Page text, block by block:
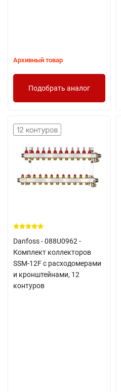
Архивный товар
Подобрать аналог
Danfoss - 088U0962 -
Комплект коллекторов
SSM-12F с расходомерами
и кронштейнами, 12
контуров